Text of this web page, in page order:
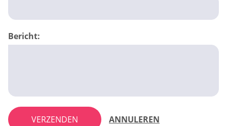
Bericht:
VERZENDEN ANNULEREN